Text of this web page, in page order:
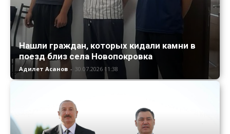
Нашли граждан, которых кидали камни в
поезд близ села Новопокровка
Адилет Асанов - 30.07.2026 11:38